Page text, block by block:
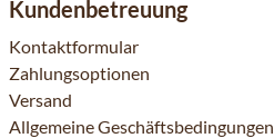
Kundenbetreuung
Kontaktformular
Zahlungsoptionen
Versand
Allgemeine Geschäftsbedingungen